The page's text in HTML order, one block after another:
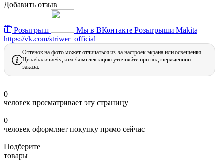
Добавить отзыв
Розыгрыш Мы в ВКонтакте Розыгрыши Makita
https://vk.com/striwer_official
Оттенок на фото может отличаться из-за настроек экрана или освещения.
Цена/наличие/ед.изм./комплектацию уточняйте при подтверждениии
заказа.
0
человек просматривает эту страницу
0
человек оформляет покупку прямо сейчас
Подберите
товары